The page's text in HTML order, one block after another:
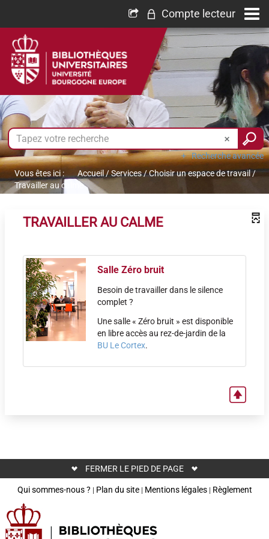
Compte lecteur
Recherche avancée
Vous êtes ici :
Accueil /Services/Choisir un espace de travail /
Travailler au calme
TRAVAILLER AU CALME
Salle Zéro bruit
Besoin de travailler dans le silence
complet ?
Une salle « Zéro bruit » est disponible
en libre accès au rez-de-jardin de la
BU Le Cortex.
FERMER LE PIED DE PAGE
Qui sommes-nous ? | Plan du site| Mentions légales| Règlement